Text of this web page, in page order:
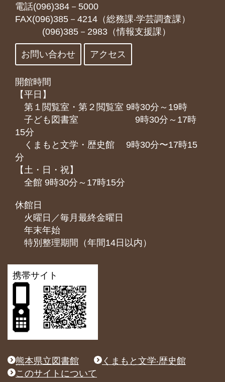
電話(096)384－5000
FAX(096)385－4214（総務課‧学芸調査課）
(096)385－2983（情報支援課）
お問い合わせ アクセス
開館時間
【平日】
第１閲覧室・第２閲覧室 9時30分～19時
子ども図書室 9時30分～17時
15分
くまもと⽂学・歴史館 9時30分〜17時15
分
【土・日・祝】
全館 9時30分～17時15分
休館日
火曜日／毎月最終金曜日
年末年始
特別整理期間（年間14日以内）
携帯サイト
熊本県立図書館
くまもと文学‧歴史館
このサイトについて